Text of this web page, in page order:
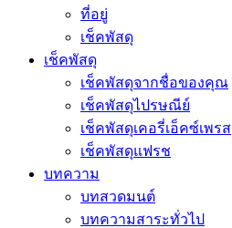
ที่อยู่
เช็คพัสดุ
เช็คพัสดุ
เช็คพัสดุจากชื่อของคุณ
เช็คพัสดุไปรษณีย์
เช็คพัสดุเคอรี่เอ็คซ์เพรส
เช็คพัสดุแฟรช
บทความ
บทสวดมนต์
บทความสาระทั่วไป